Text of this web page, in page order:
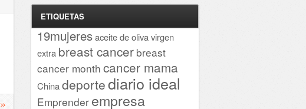
»
ETIQUETAS
19mujeresaceite de oliva virgen
extra breast cancer breast
cancer month cancer mama
Chinadeportediario ideal
Emprender empresa